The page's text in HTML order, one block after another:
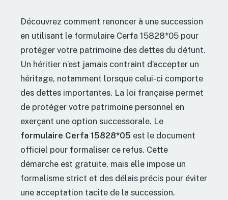
Découvrez comment renoncer à une succession
en utilisant le formulaire Cerfa 15828*05 pour
protéger votre patrimoine des dettes du défunt.
Un héritier n’est jamais contraint d’accepter un
héritage, notamment lorsque celui-ci comporte
des dettes importantes. La loi française permet
de protéger votre patrimoine personnel en
exerçant une option successorale. Le
formulaire Cerfa 15828*05 est le document
officiel pour formaliser ce refus. Cette
démarche est gratuite, mais elle impose un
formalisme strict et des délais précis pour éviter
une acceptation tacite de la succession.